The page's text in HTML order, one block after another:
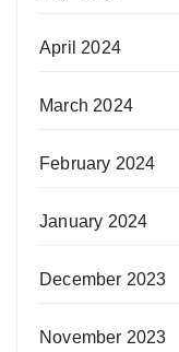
April 2024
March 2024
February 2024
January 2024
December 2023
November 2023